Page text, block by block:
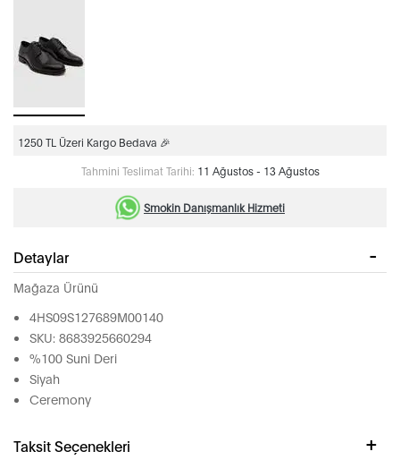
1250 TL Üzeri Kargo Bedava 🎉
Tahmini Teslimat Tarihi: 11 Ağustos - 13 Ağustos
Smokin Danışmanlık Hizmeti
Detaylar
Mağaza Ürünü
4HS09S127689M00140
SKU: 8683925660294
%100 Suni Deri
Siyah
Ceremony
Taksit Seçenekleri